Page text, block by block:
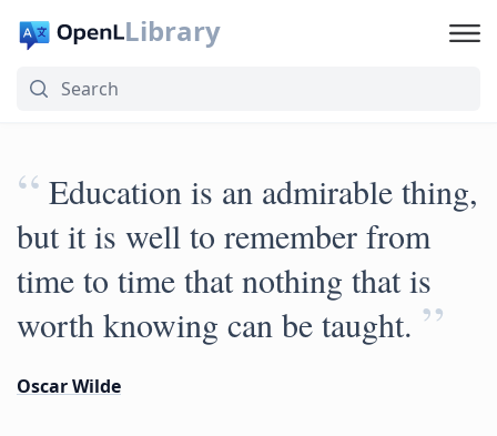
Library
“ Education is an admirable thing,
but it is well to remember from
time to time that nothing that is
worth knowing can be taught. ”
Oscar Wilde